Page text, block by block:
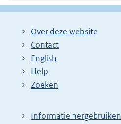
k
Over deze website
Contact
English
Help
Zoeken
Informatie hergebruiken